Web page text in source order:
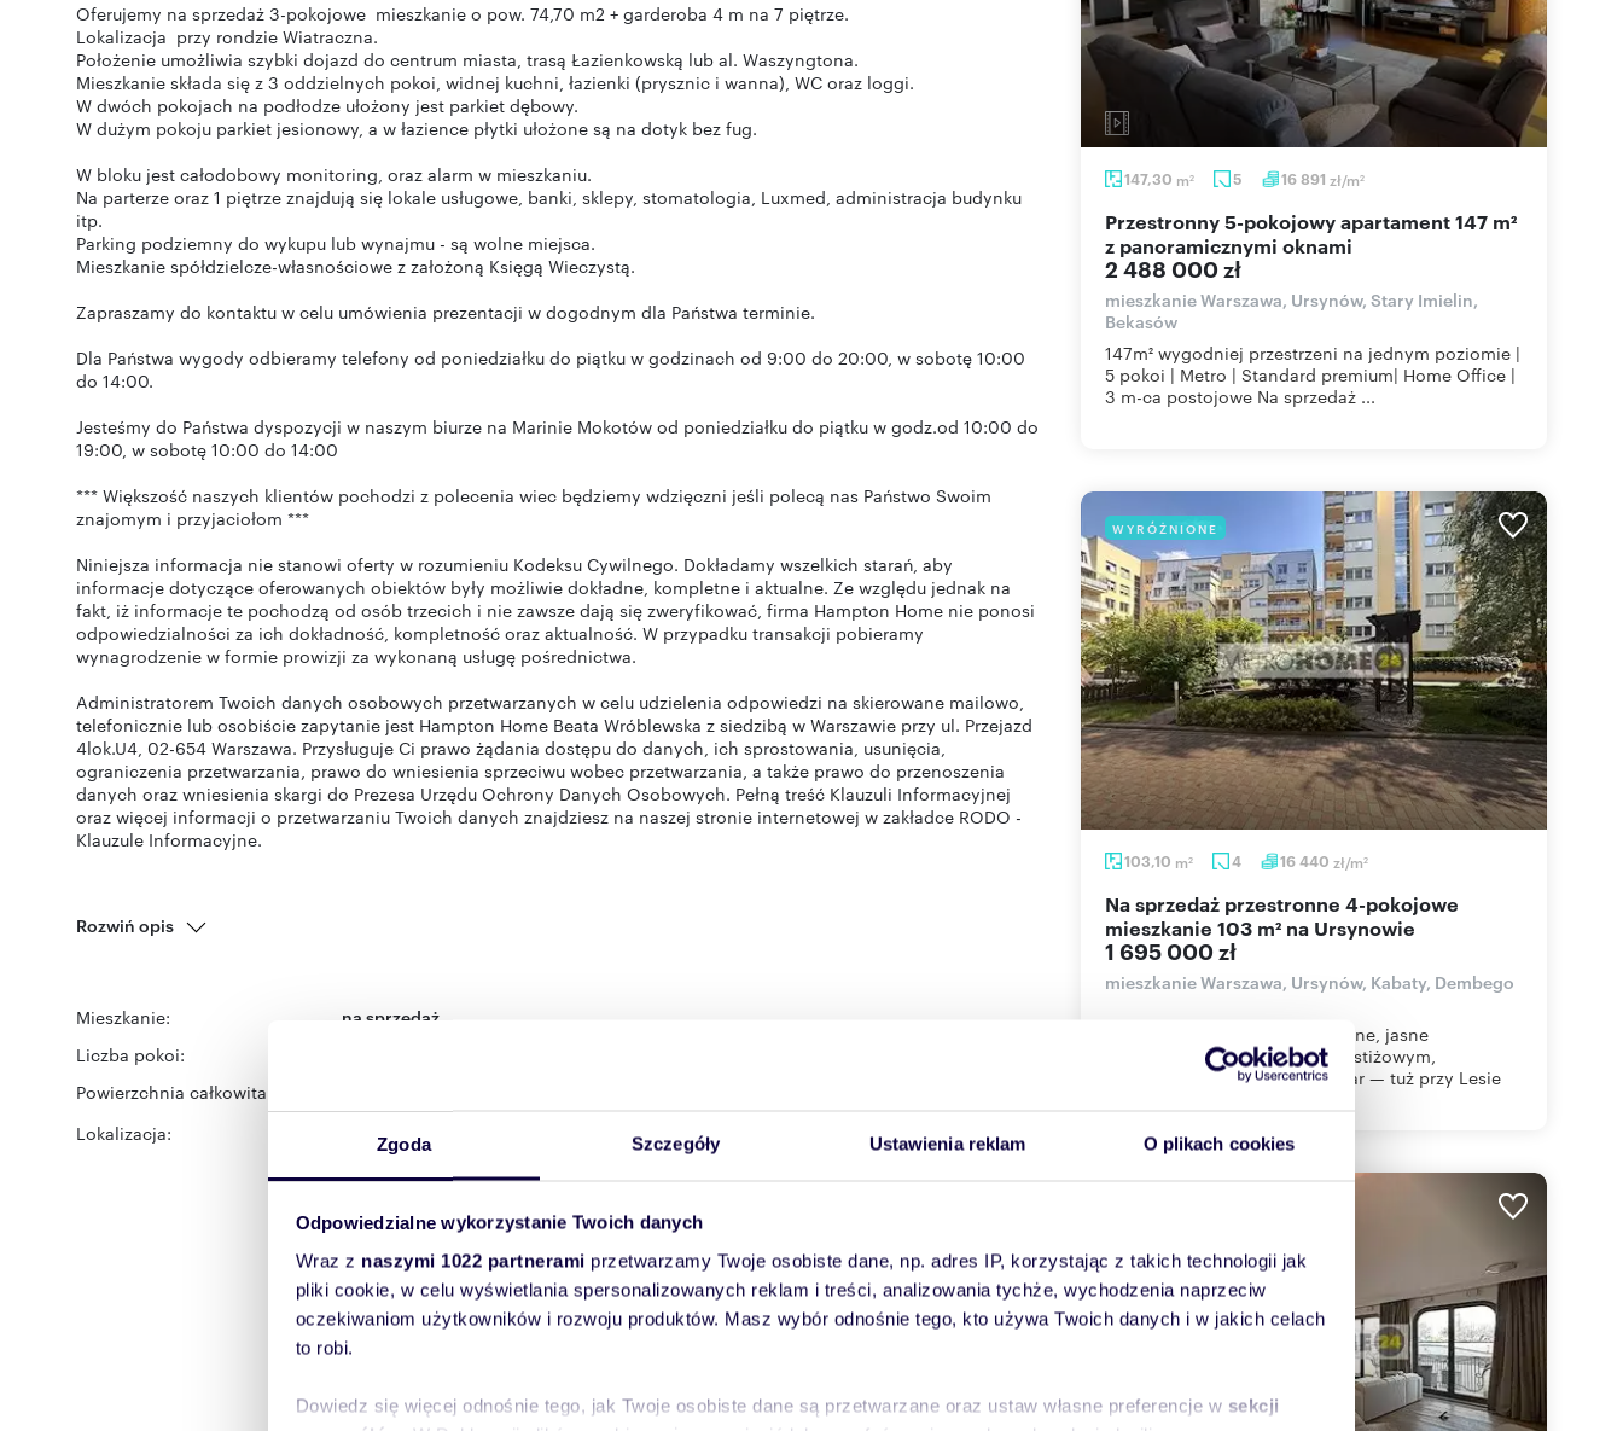
Zgoda Szczegóły Ustawienia reklam O plikach cookies
Odpowiedzialne wykorzystanie Twoich danych
Wraz z naszymi 1022 partnerami przetwarzamy Twoje osobiste dane, np. adres IP, korzystając z takich technologii jak
pliki cookie, w celu wyświetlania spersonalizowanych reklam i treści, analizowania tychże, wychodzenia naprzeciw
oczekiwaniom użytkowników i rozwoju produktów. Masz wybór odnośnie tego, kto używa Twoich danych i w jakich celach
to robi.
Dowiedz się więcej odnośnie tego, jak Twoje osobiste dane są przetwarzane oraz ustaw własne preferencje w sekcji
Oferujemy na sprzedaż 3-pokojowe mieszkanie o pow. 74,70 m2 + garderoba 4 m na 7 piętrze.
Lokalizacja przy rondzie Wiatraczna.
Położenie umożliwia szybki dojazd do centrum miasta, trasą Łazienkowską lub al. Waszyngtona.
Mieszkanie składa się z 3 oddzielnych pokoi, widnej kuchni, łazienki (prysznic i wanna), WC oraz loggi.
W dwóch pokojach na podłodze ułożony jest parkiet dębowy.
W dużym pokoju parkiet jesionowy, a w łazience płytki ułożone są na dotyk bez fug.
W bloku jest całodobowy monitoring, oraz alarm w mieszkaniu.
Na parterze oraz 1 piętrze znajdują się lokale usługowe, banki, sklepy, stomatologia, Luxmed, administracja budynku
itp.
Parking podziemny do wykupu lub wynajmu - są wolne miejsca.
Mieszkanie spółdzielcze-własnościowe z założoną Księgą Wieczystą.
Zapraszamy do kontaktu w celu umówienia prezentacji w dogodnym dla Państwa terminie.
Dla Państwa wygody odbieramy telefony od poniedziałku do piątku w godzinach od 9:00 do 20:00, w sobotę 10:00
do 14:00.
Jesteśmy do Państwa dyspozycji w naszym biurze na Marinie Mokotów od poniedziałku do piątku w godz.od 10:00 do
19:00, w sobotę 10:00 do 14:00
*** Większość naszych klientów pochodzi z polecenia wiec będziemy wdzięczni jeśli polecą nas Państwo Swoim
znajomym i przyjaciołom ***
Niniejsza informacja nie stanowi oferty w rozumieniu Kodeksu Cywilnego. Dokładamy wszelkich starań, aby
informacje dotyczące oferowanych obiektów były możliwie dokładne, kompletne i aktualne. Ze względu jednak na
fakt, iż informacje te pochodzą od osób trzecich i nie zawsze dają się zweryfikować, firma Hampton Home nie ponosi
odpowiedzialności za ich dokładność, kompletność oraz aktualność. W przypadku transakcji pobieramy
wynagrodzenie w formie prowizji za wykonaną usługę pośrednictwa.
Administratorem Twoich danych osobowych przetwarzanych w celu udzielenia odpowiedzi na skierowane mailowo,
telefonicznie lub osobiście zapytanie jest Hampton Home Beata Wróblewska z siedzibą w Warszawie przy ul. Przejazd
4lok.U4, 02-654 Warszawa. Przysługuje Ci prawo żądania dostępu do danych, ich sprostowania, usunięcia,
ograniczenia przetwarzania, prawo do wniesienia sprzeciwu wobec przetwarzania, a także prawo do przenoszenia
danych oraz wniesienia skargi do Prezesa Urzędu Ochrony Danych Osobowych. Pełną treść Klauzuli Informacyjnej
oraz więcej informacji o przetwarzaniu Twoich danych znajdziesz na naszej stronie internetowej w zakładce RODO -
Klauzule Informacyjne.
Rozwiń opis
Mieszkanie: na sprzedaż
Liczba pokoi:
Powierzchnia całkowita:
Lokalizacja: powiat:Warszawa
Praga-Południe
miejscowość:
Męcińska
147,30 m2 5 16 891 zł/m2
Przestronny 5-pokojowy apartament 147 m²
z panoramicznymi oknami
2 488 000 zł
mieszkanie Warszawa, Ursynów, Stary Imielin,
Bekasów
147m² wygodniej przestrzeni na jednym poziomie |
5 pokoi | Metro | Standard premium| Home Office |
3 m-ca postojowe Na sprzedaż ...
WYRÓŻNIONE
103,10 m2 4 16 440 zł/m2
Na sprzedaż przestronne 4-pokojowe
mieszkanie 103 m² na Ursynowie
1 695 000 zł
mieszkanie Warszawa, Ursynów, Kabaty, Dembego
Oferta na wyłączność ! Wygodne, jasne
4‑pokojowe mieszkanie na prestiżowym,
zamkniętym osiedlu Nordic Star — tuż przy Lesie